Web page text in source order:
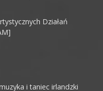
Działań
i taniec irlandzki